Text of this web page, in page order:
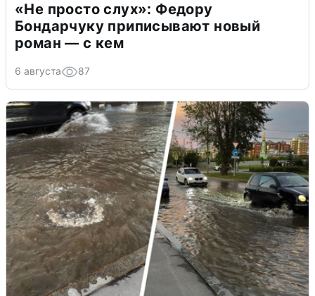
«Не просто слух»: Федору
Бондарчуку приписывают новый
роман — с кем
6 августа 87